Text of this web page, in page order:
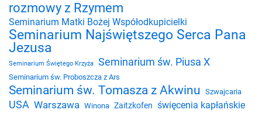
rozmowy z Rzymem
Seminarium Matki Bożej Współodkupicielki
Seminarium Najświętszego Serca Pana
Jezusa
Seminarium Świętego Krzyża Seminarium św. Piusa X
Seminarium św. Proboszcza z Ars
Seminarium św. Tomasza z Akwinu Szwajcaria
USA Warszawa Winona Zaitzkofen święcenia kapłańskie